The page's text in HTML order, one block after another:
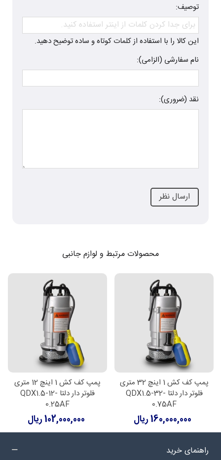
توصیف:
این کالا را با استفاده از کلمات کوتاه و ساده توضیح دهید.
نام سفارشی (الزامی):
نقد (ضروری):
محصولات مرتبط و لوازم جانبی
پمپ کف کش 1 اینچ 32 متری
فلوتر دار دلتا QDX1.5-32-
0.75AF
160,000,000 ریال
پمپ کف کش 1 اینچ 12 متری
فلوتر دار دلتا QDX1.5-12-
0.25AF
102,000,000 ریال
راهنمای خرید